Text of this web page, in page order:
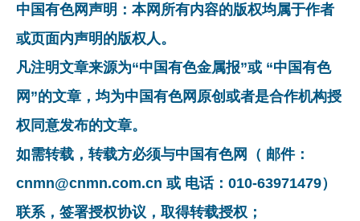
中国有色网声明：本网所有内容的版权均属于作者
或页面内声明的版权人。
凡注明文章来源为“中国有色金属报”或 “中国有色
网”的文章，均为中国有色网原创或者是合作机构授
权同意发布的文章。
如需转载，转载方必须与中国有色网（ 邮件：
cnmn@cnmn.com.cn 或 电话：010-63971479）
联系，签署授权协议，取得转载授权；